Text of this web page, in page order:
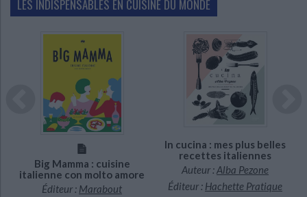
LES INDISPENSABLES EN CUISINE DU MONDE
En stock
Big Mamma : cuisine
italienne con molto amore
Éditeur : Marabout
En stock
In cucina : mes plus belles
recettes italiennes
Auteur :Alba Pezone
Éditeur : Hachette Pratique